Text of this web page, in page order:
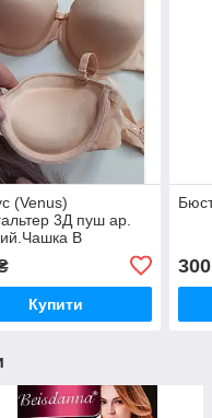
(Venus)
3Д пуш ар.
B
Купити
300